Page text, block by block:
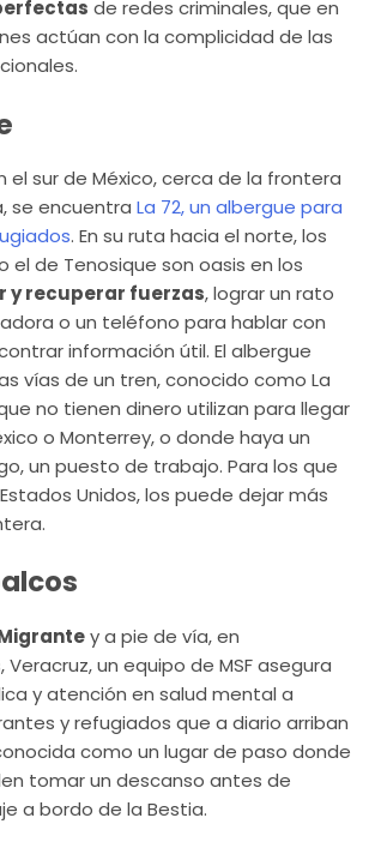
de redes criminales, que en
actúan con la complicidad de las
el sur de México, cerca de la frontera
se encuentra La 72, un albergue para
. En su ruta hacia el norte, los
el de Tenosique son oasis en los
y recuperar fuerzas, lograr un rato
o un teléfono para hablar con
información útil. El albergue
vías de un tren, conocido como La
no tienen dinero utilizan para llegar
o Monterrey, o donde haya un
un puesto de trabajo. Para los que
Unidos, los puede dejar más
y a pie de vía, en
un equipo de MSF asegura
y atención en salud mental a
y refugiados que a diario arriban
como un lugar de paso donde
tomar un descanso antes de
a bordo de la Bestia.